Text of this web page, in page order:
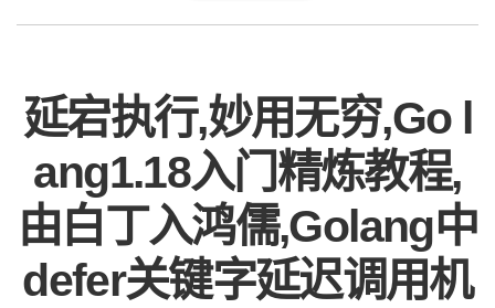
延宕执行,妙用无穷,Go l
ang1.18入门精炼教程,
由白丁入鸿儒,Golang中
defer关键字延迟调用机